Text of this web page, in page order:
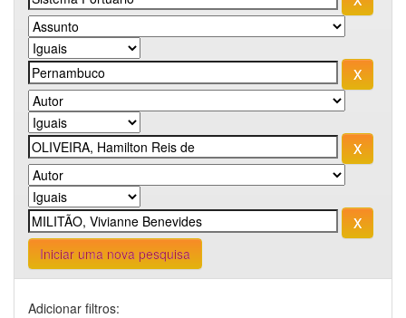
Iniciar uma nova pesquisa
Adicionar filtros: